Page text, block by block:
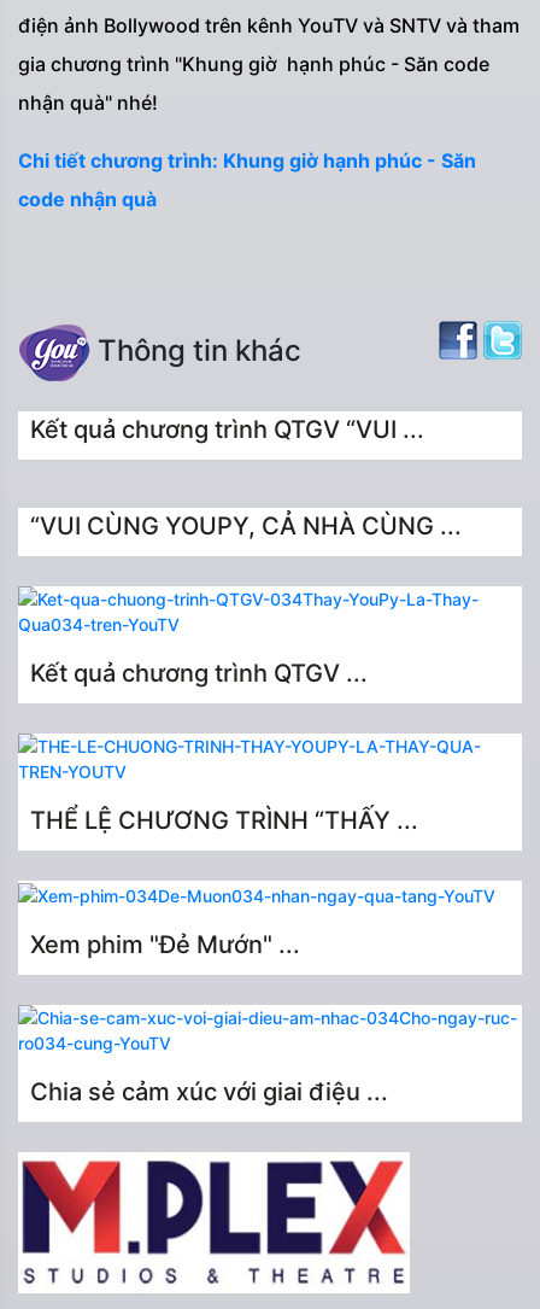
điện ảnh Bollywood trên kênh YouTV và SNTV và tham
gia chương trình "Khung giờ hạnh phúc - Săn code
nhận quà" nhé!
Chi tiết chương trình: Khung giờ hạnh phúc - Săn
code nhận quà
Thông tin khác
Kết quả chương trình QTGV “VUI ...
“VUI CÙNG YOUPY, CẢ NHÀ CÙNG ...
Kết quả chương trình QTGV ...
THỂ LỆ CHƯƠNG TRÌNH “THẤY ...
Xem phim "Đẻ Mướn" ...
Chia sẻ cảm xúc với giai điệu ...